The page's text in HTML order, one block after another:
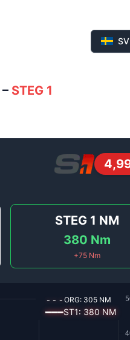
– STEG 1
STEG 1 NM
380 Nm
+75 Nm
---ORG: 305 NM
━━━ST1: 380 NM